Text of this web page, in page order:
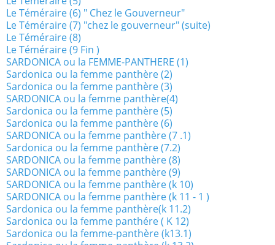
Le Téméraire (6) " Chez le Gouverneur"
Le Téméraire (7) "chez le gouverneur" (suite)
Le Téméraire (8)
Le Téméraire (9 Fin )
SARDONICA ou la FEMME-PANTHERE (1)
Sardonica ou la femme panthère (2)
Sardonica ou la femme panthère (3)
SARDONICA ou la femme panthère(4)
Sardonica ou la femme panthère (5)
Sardonica ou la femme panthère (6)
SARDONICA ou la femme panthère (7 .1)
Sardonica ou la femme panthère (7.2)
SARDONICA ou la femme panthère (8)
SARDONICA ou la femme panthère (9)
SARDONICA ou la femme panthère (k 10)
SARDONICA ou la femme panthère (k 11 - 1 )
Sardonica ou la femme panthère(k 11.2)
Sardonica ou la femme panthére ( K 12)
Sardonica ou la femme-panthère (k13.1)